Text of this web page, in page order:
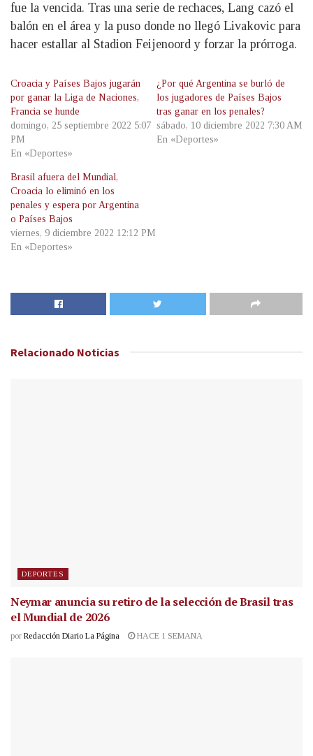
fue la vencida. Tras una serie de rechaces, Lang cazó el
balón en el área y la puso donde no llegó Livakovic para
hacer estallar al Stadion Feijenoord y forzar la prórroga.
Croacia y Países Bajos jugarán
por ganar la Liga de Naciones,
Francia se hunde
domingo, 25 septiembre 2022 5:07
PM
En «Deportes»
¿Por qué Argentina se burló de
los jugadores de Países Bajos
tras ganar en los penales?
sábado, 10 diciembre 2022 7:30 AM
En «Deportes»
Brasil afuera del Mundial,
Croacia lo eliminó en los
penales y espera por Argentina
o Países Bajos
viernes, 9 diciembre 2022 12:12 PM
En «Deportes»
Relacionado Noticias
DEPORTES
Neymar anuncia su retiro de la selección de Brasil tras
el Mundial de 2026
por Redacción Diario La Página HACE 1 SEMANA